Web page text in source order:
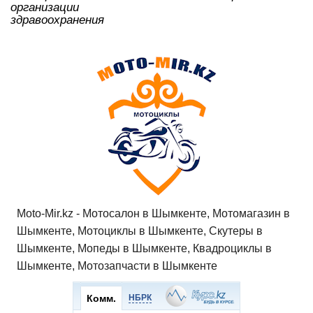
организации
здравоохранения
Moto-Mir.kz - Мотосалон в Шымкенте, Мотомагазин в
Шымкенте, Мотоциклы в Шымкенте, Скутеры в
Шымкенте, Мопеды в Шымкенте, Квадроциклы в
Шымкенте, Мотозапчасти в Шымкенте